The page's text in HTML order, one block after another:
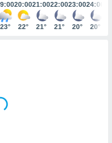
23°
20:00
22°
21:00
21°
22:00
21°
23:00
20°
24:00
20°